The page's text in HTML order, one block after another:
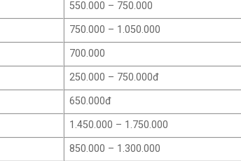
550.000 – 750.000
750.000 – 1.050.000
700.000
250.000 – 750.000đ
650.000đ
1.450.000 – 1.750.000
850.000 – 1.300.000